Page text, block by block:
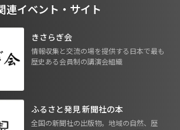
連イベント・サイト
きさらぎ会
情報収集と交流の場を提供する日本で最も
歴史ある会員制の講演会組織
ふるさと発見 新聞社の本
全国の新聞社の出版物。地域の自然、歴